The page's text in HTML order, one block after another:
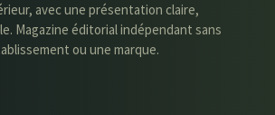
avec une présentation claire,
Magazine éditorial indépendant sans
ou une marque.